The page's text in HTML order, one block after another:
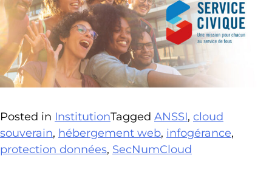
Posted in InstitutionTagged ANSSI, cloud
souverain, hébergement web, infogérance,
protection données, SecNumCloud